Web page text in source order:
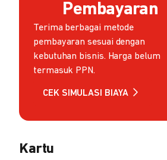
Pembayaran
Terima berbagai metode
pembayaran sesuai dengan
kebutuhan bisnis. Harga belum
termasuk PPN.
CEK SIMULASI BIAYA
Kartu